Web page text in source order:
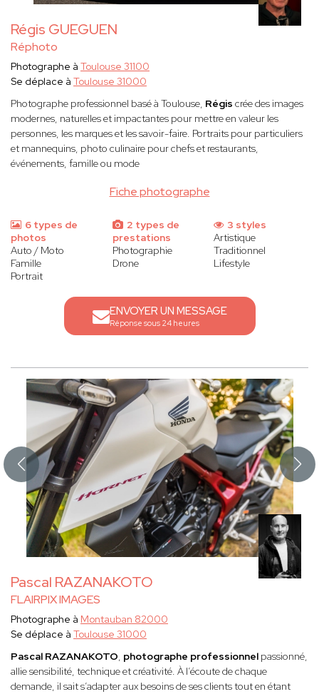
Régis GUEGUEN
Réphoto
Fiche photographe
Photographe à Toulouse 31100
Se déplace à Toulouse 31000
Photographe professionnel basé à Toulouse, Régis crée des images
modernes, naturelles et impactantes pour mettre en valeur les
personnes, les marques et les savoir-faire. Portraits pour particuliers
et mannequins, photo culinaire pour chefs et restaurants,
événements, famille ou mode
6 types de
photos
Auto / Moto
Famille
Portrait
2 types de
prestations
Photographie
Drone
3 styles
Artistique
Traditionnel
Lifestyle
ENVOYER UN MESSAGE
Réponse sous 24 heures
Pascal RAZANAKOTO
FLAIRPIX IMAGES
Photographe à Montauban 82000
Se déplace à Toulouse 31000
Pascal RAZANAKOTO, photographe professionnel passionné,
allie sensibilité, technique et créativité. À l’écoute de chaque
demande, il sait s’adapter aux besoins de ses clients tout en étant